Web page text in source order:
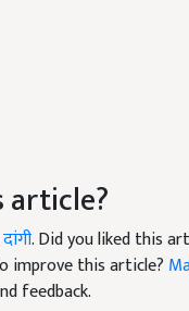
article?
. Did you liked this
improve this article?
feedback.